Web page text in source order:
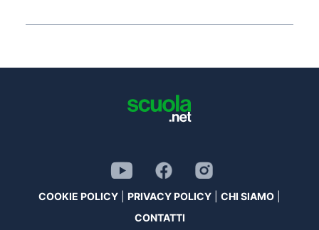
COOKIE POLICY PRIVACY POLICY CHI SIAMO
CONTATTI